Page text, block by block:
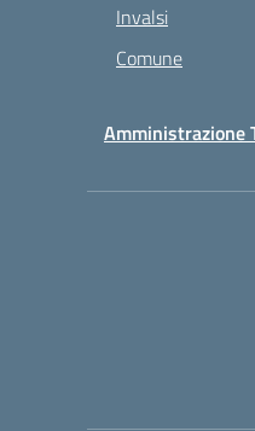
Invalsi
Comune
Amministrazione